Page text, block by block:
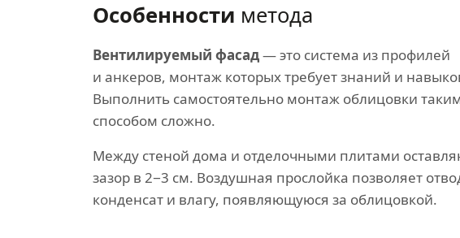
Особенности метода
Вентилируемый фасад— это система из профилей
и анкеров, монтаж которых требует знаний и
Выполнить самостоятельно монтаж облицовки
способом сложно.
Между стеной дома и отделочными плитами
зазор в 2−3 см. Воздушная прослойка позволяет
конденсат и влагу, появляющуюся за облицовкой.